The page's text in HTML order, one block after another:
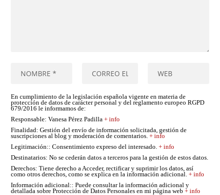
En cumplimiento de la legislación española vigente en materia de
protección de datos de carácter personal y del reglamento europeo RGPD
679/2016 le informamos de:
Responsable: Vanesa Pérez Padilla+ info
Finalidad: Gestión del envío de información solicitada, gestión de
suscripciones al blog y moderación de comentarios.+ info
Legitimación:: Consentimiento expreso del interesado.+ info
Destinatarios: No se cederán datos a terceros para la gestión de estos datos.
Derechos: Tiene derecho a Acceder, rectificar y suprimir los datos, así
como otros derechos, como se explica en la información adicional.+ info
Información adicional:: Puede consultar la información adicional y
detallada sobre Protección de Datos Personales en mi página web+ info